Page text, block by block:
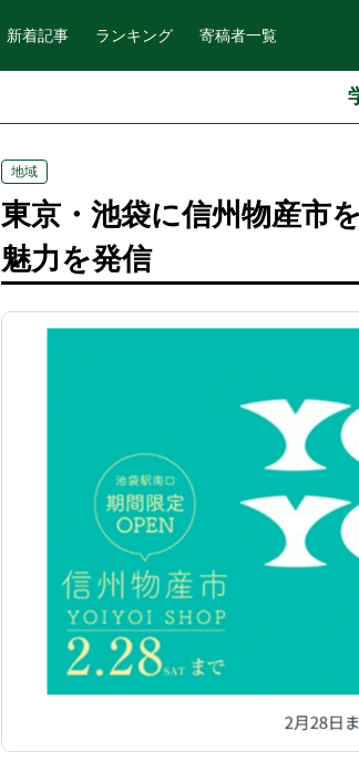
新着記事 ランキング 寄稿者一覧
地域
東京・池袋に信州物産市
魅力を発信